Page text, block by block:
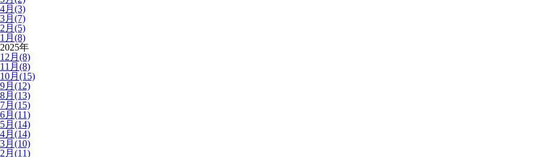
4月(3)
3月(7)
2月(5)
1月(8)
2025年
12月(8)
11月(8)
10月(15)
9月(12)
8月(13)
7月(15)
6月(11)
5月(14)
4月(14)
3月(10)
2月(11)